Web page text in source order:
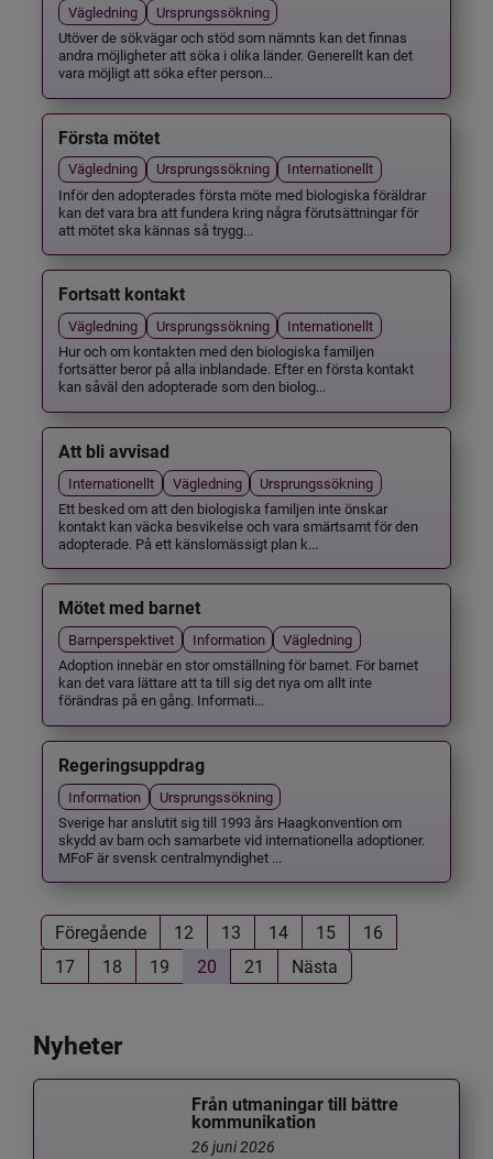
Vägledning
Ursprungssökning
Utöver de sökvägar och stöd som nämnts kan det finnas
andra möjligheter att söka i olika länder. Generellt kan det
vara möjligt att söka efter person...
Första mötet
Vägledning Ursprungssökning
Internationellt
Inför den adopterades första möte med biologiska föräldrar
kan det vara bra att fundera kring några förutsättningar för
att mötet ska kännas så trygg...
Fortsatt kontakt
Vägledning Ursprungssökning
Internationellt
Hur och om kontakten med den biologiska familjen
fortsätter beror på alla inblandade. Efter en första kontakt
kan såväl den adopterade som den biolog...
Att bli avvisad
Internationellt Vägledning
Ursprungssökning
Ett besked om att den biologiska familjen inte önskar
kontakt kan väcka besvikelse och vara smärtsamt för den
adopterade. På ett känslomässigt plan k...
Mötet med barnet
Barnperspektivet Information
Vägledning
Adoption innebär en stor omställning för barnet. För barnet
kan det vara lättare att ta till sig det nya om allt inte
förändras på en gång. Informati...
Regeringsuppdrag
Information
Ursprungssökning
Sverige har anslutit sig till 1993 års Haagkonvention om
skydd av barn och samarbete vid internationella adoptioner.
MFoF är svensk centralmyndighet ...
Föregående 12 13 14 15
16
17
18 19 20 21 Nästa
Nyheter
Från utmaningar till bättre
kommunikation
26 juni 2026